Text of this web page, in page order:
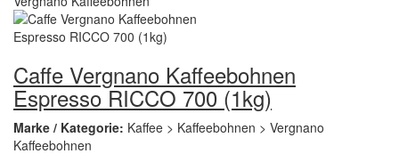
Caffe Vergnano Kaffeebohnen
Espresso RICCO 700 (1kg)
Marke / Kategorie: Kaffee > Kaffeebohnen > Vergnano
Kaffeebohnen